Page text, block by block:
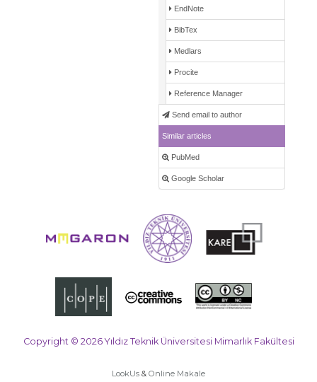
EndNote
BibTex
Medlars
Procite
Reference Manager
Send email to author
Similar articles
PubMed
Google Scholar
Copyright © 2026 Yıldız Teknik Üniversitesi Mimarlık Fakültesi
LookUs & Online Makale